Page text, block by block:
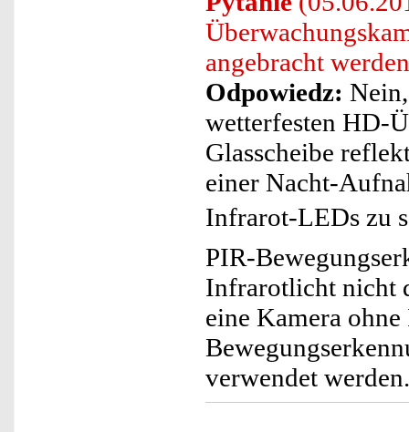
angebracht
Odpowiedz:
wetterfesten HD-
Glasscheibe
einer Nacht-
Infrarot-LEDs zu
PIR-
Infrarotlicht nicht
eine Kamera
verwendet werden.